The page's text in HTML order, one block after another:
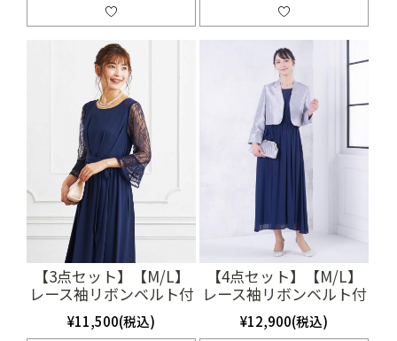
【3点セット】【M/L】
レース袖リボンベルト付
きロングドレス(ネイビ
ー）(SET3193)
¥11,500(税込)
【4点セット】【M/L】
レース袖リボンベルト付
きロングドレス（ネイビ
ー）SET3361
¥12,900(税込)